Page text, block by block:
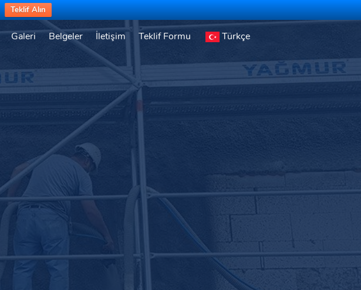
Teklif Alın
Galeri Belgeler İletişim Teklif Formu Türkçe